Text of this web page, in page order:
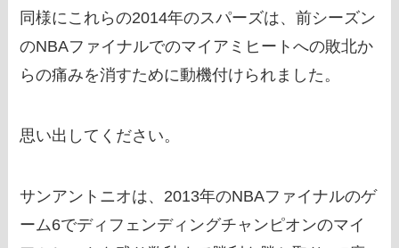
同様にこれらの2014年のスパーズは、前シーズン
のNBAファイナルでのマイアミヒートへの敗北か
らの痛みを消すために動機付けられました。
思い出してください。
サンアントニオは、2013年のNBAファイナルのゲ
ーム6でディフェンディングチャンピオンのマイ